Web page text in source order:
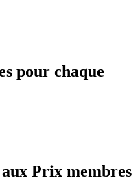
pour chaque
Prix membres